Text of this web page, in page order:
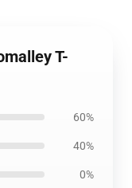
T-
60%
40%
0%